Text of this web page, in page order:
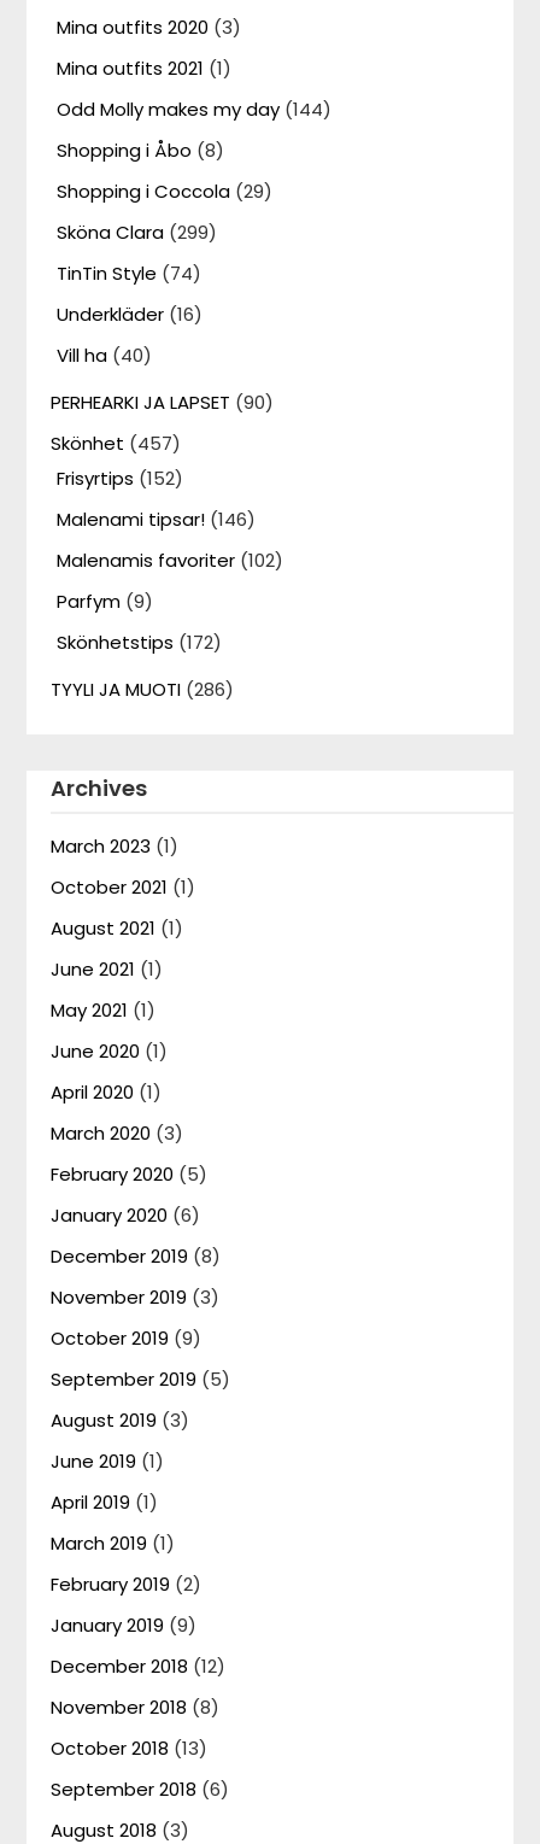
Mina outfits 2020 (3)
Mina outfits 2021 (1)
Odd Molly makes my day (144)
Shopping i Åbo (8)
Shopping i Coccola (29)
Sköna Clara (299)
TinTin Style (74)
Underkläder (16)
Vill ha (40)
PERHEARKI JA LAPSET (90)
Skönhet (457)
Frisyrtips (152)
Malenami tipsar! (146)
Malenamis favoriter (102)
Parfym (9)
Skönhetstips (172)
TYYLI JA MUOTI (286)
Archives
March 2023 (1)
October 2021 (1)
August 2021 (1)
June 2021 (1)
May 2021 (1)
June 2020 (1)
April 2020 (1)
March 2020 (3)
February 2020 (5)
January 2020 (6)
December 2019 (8)
November 2019 (3)
October 2019 (9)
September 2019 (5)
August 2019 (3)
June 2019 (1)
April 2019 (1)
March 2019 (1)
February 2019 (2)
January 2019 (9)
December 2018 (12)
November 2018 (8)
October 2018 (13)
September 2018 (6)
August 2018 (3)